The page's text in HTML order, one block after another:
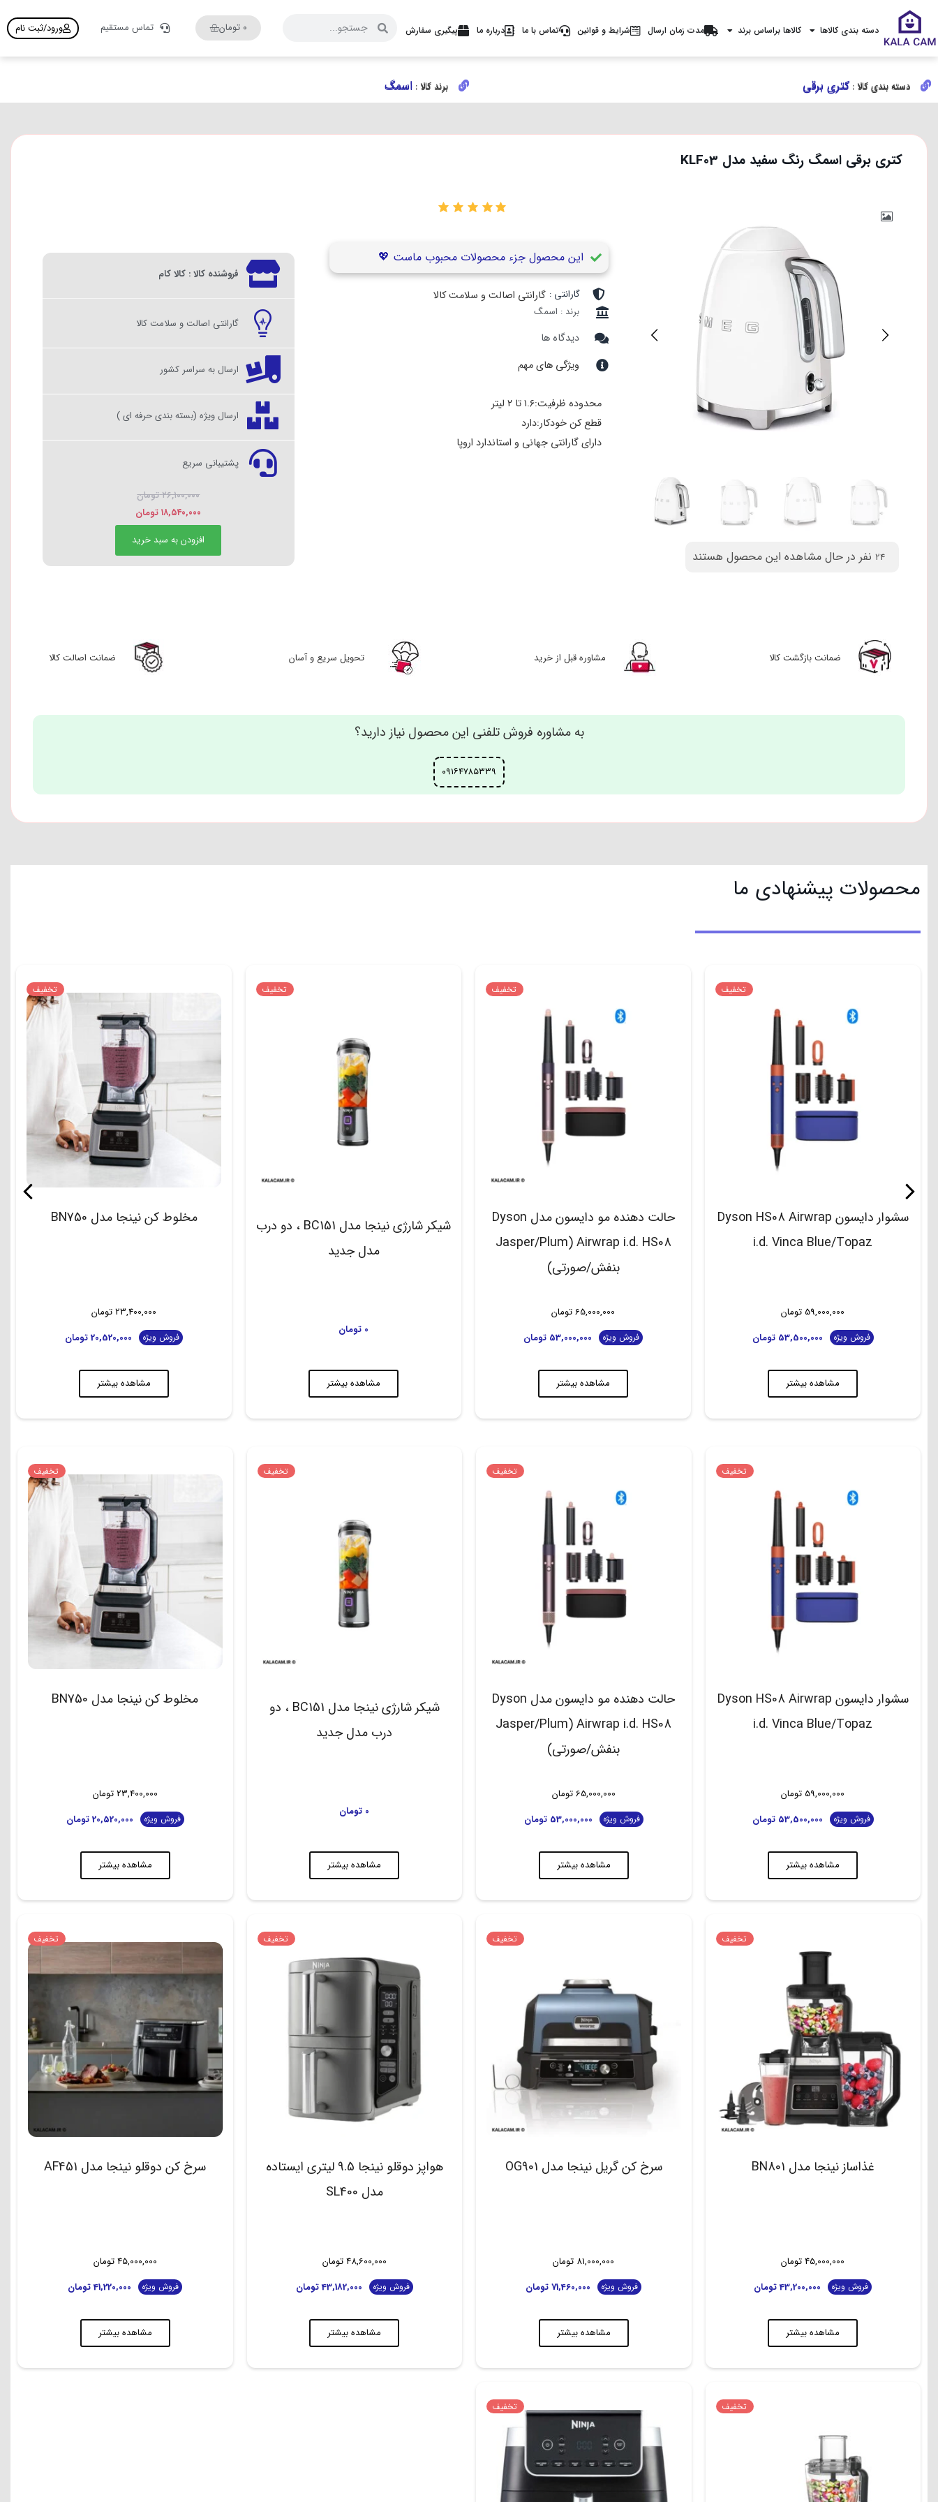
دسته بندی کالاها کالاها براساس برند مدت زمان ارسال شرایط و قوانین تماس با ما درباره ما پیگیری سفارش ۰ تومان تماس مستقیم ورود/ثبت نام
دسته بندی کالا : کتری برقی برند کالا : اسمگ دسته بندی کالا : کتری برقی برند کالا : اسمگ
کتری برقی اسمگ رنگ سفید مدل KLF03
24 نفر در حال مشاهده این محصول هستند
این محصول جزء محصولات محبوب ماست 💖
گارانتی : گارانتی اصالت و سلامت کالا
برند : اسمگ
دیدگاه ها
ویژگی های مهم
محدوده ظرفیت:۱.۶ تا ۲ لیتر
قطع کن خودکار:دارد
دارای گارانتی جهانی و استاندارد اروپا
فروشنده کالا : کالا کام
گارانتی اصالت و سلامت کالا
ارسال به سراسر کشور
ارسال ویژه (بسته بندی حرفه ای )
پشتیبانی سریع
۲۶,۱۰۰,۰۰۰تومان
۱۸,۵۴۰,۰۰۰ تومان
افزودن به سبد خرید
ضمانت بازگشت کالا مشاوره قبل از خرید تحویل سریع و آسان ضمانت اصالت کالا
به مشاوره فروش تلفنی این محصول نیاز دارید؟
۰۹۱۶۴۷۸۵۳۳۹
محصولات پیشنهادی ما
تخفیف
سشوار دایسون Dyson HS08 Airwrap
i.d. Vinca Blue/Topaz
59,000,000 تومان
فروش ویژه 53,500,000 تومان
مشاهده بیشتر
تخفیف
حالت دهنده مو دایسون مدل Dyson
Airwrap i.d. HS08 (Jasper/Plum
بنفش/صورتی)
65,000,000تومان
فروش ویژه 53,000,000 تومان
مشاهده بیشتر
تخفیف
شیکر شارژی نینجا مدل BC151 ، دو درب
مدل جدید
0 تومان
مشاهده بیشتر
تخفیف
مخلوط کن نینجا مدل BN750
23,400,000تومان
فروش ویژه 20,520,000تومان
مشاهده بیشتر
تخفیف
سشوار دایسون Dyson HS08 Airwrap
i.d. Vinca Blue/Topaz
59,000,000 تومان
فروش ویژه 53,500,000 تومان
مشاهده بیشتر
تخفیف
حالت دهنده مو دایسون مدل Dyson
Airwrap i.d. HS08 (Jasper/Plum
بنفش/صورتی)
65,000,000 تومان
فروش ویژه 53,000,000 تومان
مشاهده بیشتر
تخفیف
شیکر شارژی نینجا مدل BC151 ، دو
درب مدل جدید
0 تومان
مشاهده بیشتر
تخفیف
مخلوط کن نینجا مدل BN750
23,400,000 تومان
فروش ویژه 20,520,000 تومان
مشاهده بیشتر
تخفیف
غذاساز نینجا مدل BN801
45,000,000 تومان
فروش ویژه 43,200,000 تومان
مشاهده بیشتر
تخفیف
سرخ کن گریل نینجا مدل OG901
81,000,000 تومان
فروش ویژه 71,460,000 تومان
مشاهده بیشتر
تخفیف
هواپز دوقلو نینجا 9.5 لیتری ایستاده
مدل SL400
48,600,000 تومان
فروش ویژه 43,182,000تومان
مشاهده بیشتر
تخفیف
سرخ کن دوقلو نینجا مدل AF451
45,000,000 تومان
فروش ویژه 41,220,000 تومان
مشاهده بیشتر
تخفیف تخفیف